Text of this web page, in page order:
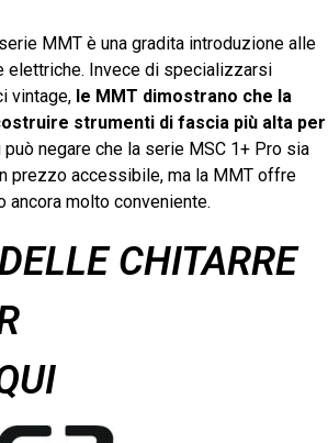
MMT è una gradita introduzione alle
elettriche. Invece di specializzarsi
vintage, le MMT dimostrano che la
strumenti di fascia più alta per
può negare che la serie MSC 1+ Pro sia
prezzo accessibile, ma la MMT offre
ancora molto conveniente.
CHITARRE